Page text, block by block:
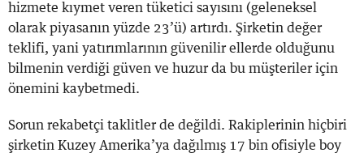
hizmete kıymet veren tüketici sayısını (geleneksel
olarak piyasanın yüzde 23’ü) artırdı. Şirketin değer
teklifi, yani yatırımlarının güvenilir ellerde olduğunu
bilmenin verdiği güven ve huzur da bu müşteriler için
önemini kaybetmedi.
Sorun rekabetçi taklitler de değildi. Rakiplerinin hiçbiri
şirketin Kuzey Amerika’ya dağılmış 17 bin ofisiyle boy